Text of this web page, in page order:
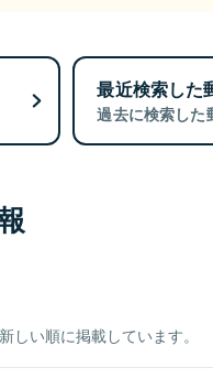
最近検索した
過去に検索した
しい順に掲載しています。